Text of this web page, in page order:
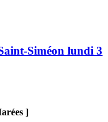
Siméon lundi 3
]